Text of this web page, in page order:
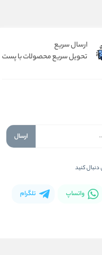
ارسال سریع
تحویل سریع محصولات با پست
ارسال
کنید
واتساپ تلگرام